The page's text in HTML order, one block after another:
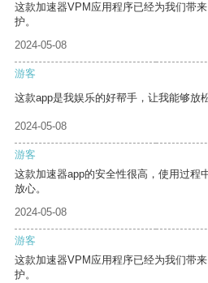
这款加速器VPM应用程序已经为我们带
护。
2024-05-08
游客
这款app是我娱乐的好帮手，让我能够放
2024-05-08
游客
这款加速器app的安全性很高，使用过程
放心。
2024-05-08
游客
这款加速器VPM应用程序已经为我们带
护。